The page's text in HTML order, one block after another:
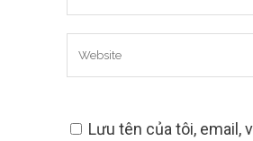
Lưu tên của tôi, email,